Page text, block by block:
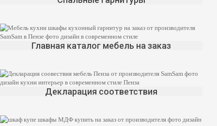
Главная каталог мебель на заказ
Декларация соответствия